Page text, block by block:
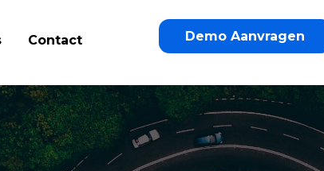
Contact Demo Aanvragen